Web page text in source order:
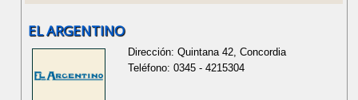
EL ARGENTINO
Dirección: Quintana 42, Concordia
Teléfono: 0345 - 4215304